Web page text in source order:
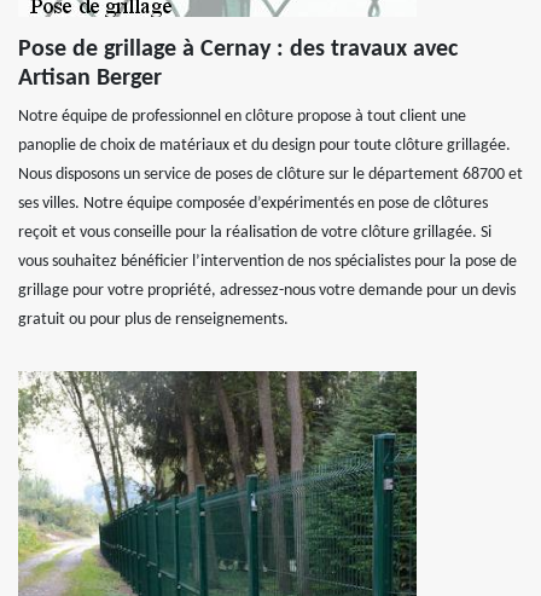
Pose de grillage à Cernay : des travaux avec
Artisan Berger
Notre équipe de professionnel en clôture propose à tout client une
panoplie de choix de matériaux et du design pour toute clôture grillagée.
Nous disposons un service de poses de clôture sur le département 68700 et
ses villes. Notre équipe composée d’expérimentés en pose de clôtures
reçoit et vous conseille pour la réalisation de votre clôture grillagée. Si
vous souhaitez bénéficier l’intervention de nos spécialistes pour la pose de
grillage pour votre propriété, adressez-nous votre demande pour un devis
gratuit ou pour plus de renseignements.